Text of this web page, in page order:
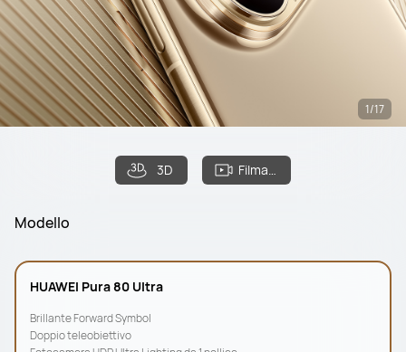
3D Filmato
1/17
Modello
HUAWEI Pura 80 Ultra
Brillante Forward Symbol
Doppio teleobiettivo